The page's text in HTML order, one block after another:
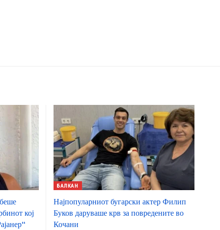
кој
БАЛКАН
Најпопуларниот бугарски актер Филип
Буков даруваше крв за повредените во
Кочани